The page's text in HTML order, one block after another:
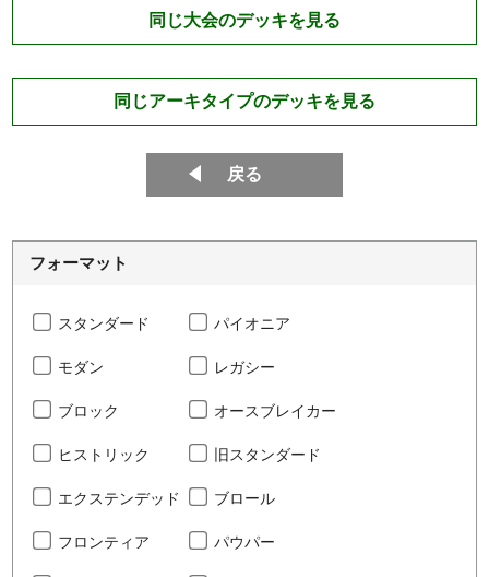
同じ大会のデッキを見る
同じアーキタイプのデッキを見る
戻る
フォーマット
スタンダード パイオニア
モダン レガシー
ブロック オースブレイカー
ヒストリック 旧スタンダード
エクステンデッド ブロール
フロンティア パウパー